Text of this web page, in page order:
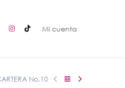
Mi cuenta
No.10